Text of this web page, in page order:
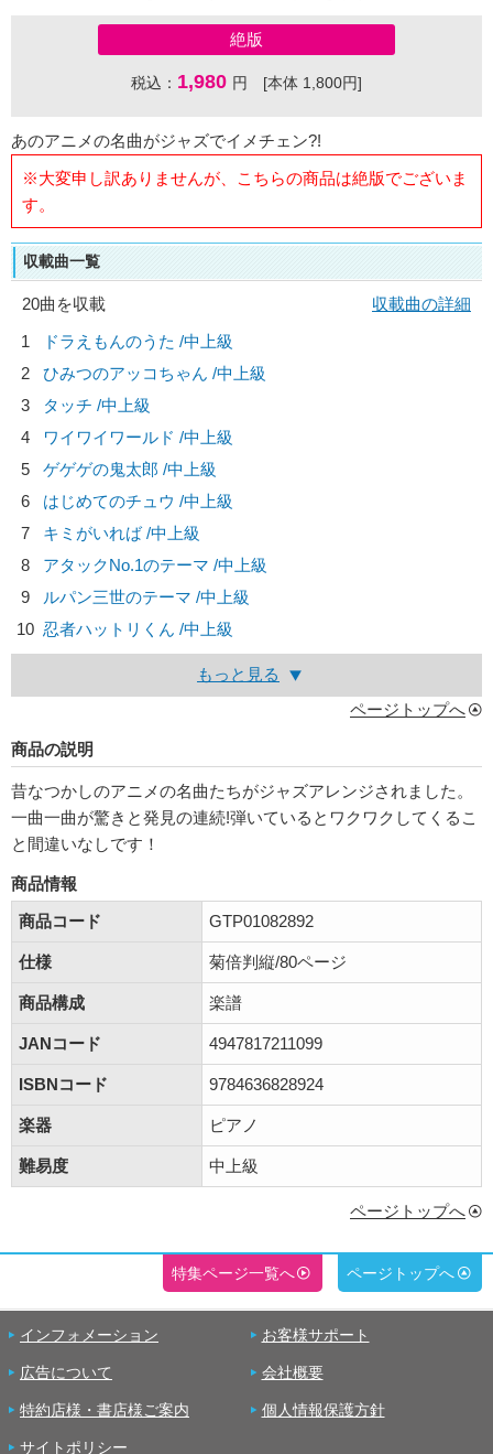
絶版
税込： 1,980 円 [本体 1,800円]
あのアニメの名曲がジャズでイメチェン?!
※大変申し訳ありませんが、こちらの商品は絶版でございま
す。
収載曲一覧
20曲を収載
収載曲の詳細
1
ドラえもんのうた /中上級
2
ひみつのアッコちゃん /中上級
3
タッチ /中上級
4
ワイワイワールド /中上級
5
ゲゲゲの鬼太郎 /中上級
6
はじめてのチュウ /中上級
7
キミがいれば /中上級
8
アタックNo.1のテーマ /中上級
9
ルパン三世のテーマ /中上級
10 忍者ハットリくん /中上級
もっと見る
ページトップへ
商品の説明
昔なつかしのアニメの名曲たちがジャズアレンジされました。
一曲一曲が驚きと発見の連続!弾いているとワクワクしてくるこ
と間違いなしです！
商品情報
商品コード
GTP01082892
仕様 菊倍判縦/80ページ
商品構成 楽譜
JANコード 4947817211099
ISBNコード 9784636828924
楽器 ピアノ
難易度 中上級
ページトップへ
特集ページ一覧へ ページトップへ
インフォメーション お客様サポート
広告について 会社概要
特約店様・書店様ご案内 個人情報保護方針
サイトポリシー